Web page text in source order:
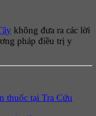
không đưa ra các lời
pháp điều trị y
thuốc tại Tra Cứu